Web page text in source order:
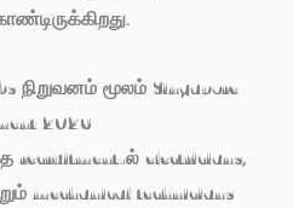
நிறுவனம் மூலம் Singapore
2026
recruitment-ல் electricians,
mechanical technicians